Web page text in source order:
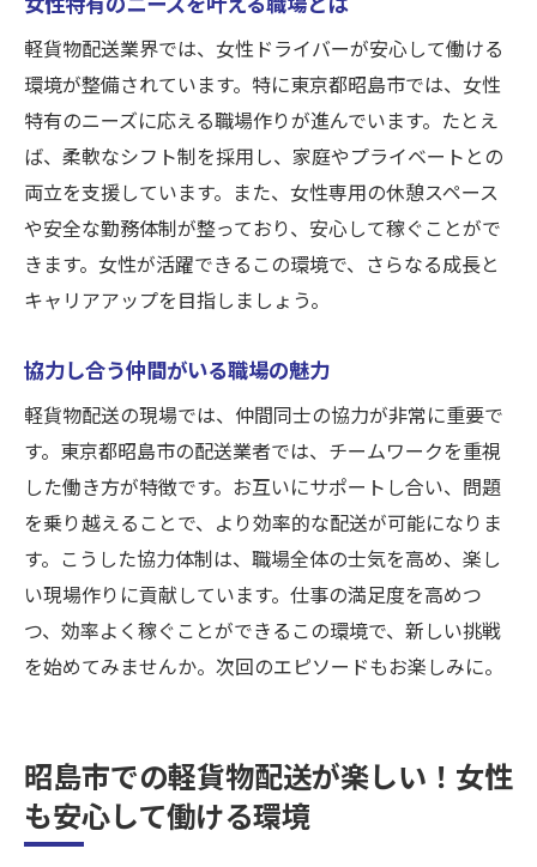
軽貨物配送業界では、女性ドライバーが安心して働ける
環境が整備されています。特に東京都昭島市では、女性
特有のニーズに応える職場作りが進んでいます。たとえ
ば、柔軟なシフト制を採用し、家庭やプライベートとの
両立を支援しています。また、女性専用の休憩スペース
や安全な勤務体制が整っており、安心して稼ぐことがで
きます。女性が活躍できるこの環境で、さらなる成長と
キャリアアップを目指しましょう。
協力し合う仲間がいる職場の魅力
軽貨物配送の現場では、仲間同士の協力が非常に重要で
す。東京都昭島市の配送業者では、チームワークを重視
した働き方が特徴です。お互いにサポートし合い、問題
を乗り越えることで、より効率的な配送が可能になりま
す。こうした協力体制は、職場全体の士気を高め、楽し
い現場作りに貢献しています。仕事の満足度を高めつ
つ、効率よく稼ぐことができるこの環境で、新しい挑戦
を始めてみませんか。次回のエピソードもお楽しみに。
昭島市での軽貨物配送が楽しい！女性
も安心して働ける環境